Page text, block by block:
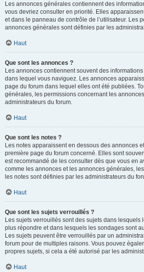
Les annonces générales contiennent des
vous devriez consulter en priorité. Elles
et dans le panneau de contrôle de l’utilisateur. Les
annonces générales sont définies par les
Haut
Que sont les annonces ?
Les annonces contiennent souvent des
dans lequel vous naviguez. Les annonces
page du forum dans lequel elles ont été publiées.
générales, les permissions concernant les
administrateurs du forum.
Haut
Que sont les notes ?
Les notes apparaissent en dessous des annonces
première page du forum concerné. Elles sont
est recommandé de les consulter dès que vous en
comme les annonces et les annonces générales,
les notes sont définies par les administrateurs du
Haut
Que sont les sujets verrouillés ?
Les sujets verrouillés sont des sujets dans lesquels
plus répondre et dans lesquels les sondages sont
Les sujets peuvent être verrouillés par un
forum pour de multiples raisons. Vous pouvez
propres sujets, si cela a été autorisé par les
Haut